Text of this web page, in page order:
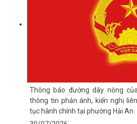
Thông báo đường dây nòng
thông tin phản ánh, kiến nghị
tục hành chính tại phường Hải An